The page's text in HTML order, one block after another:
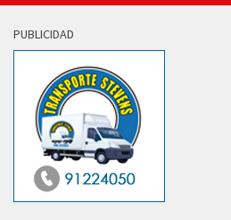
PUBLICIDAD